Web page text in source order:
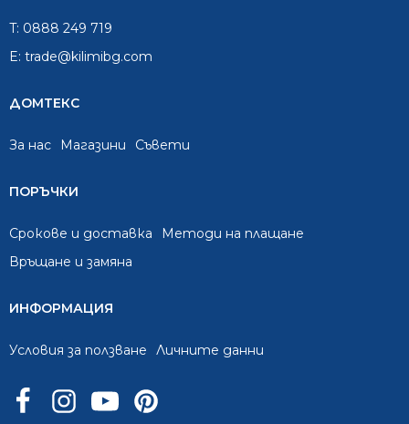
T: 0888 249 719
E: trade@kilimibg.com
ДОМТЕКС
За нас Mагазини Съвети
ПОРЪЧКИ
Срокове и доставка
Методи на плащане
Връщане и замяна
ИНФОРМАЦИЯ
Условия за ползване Личните данни